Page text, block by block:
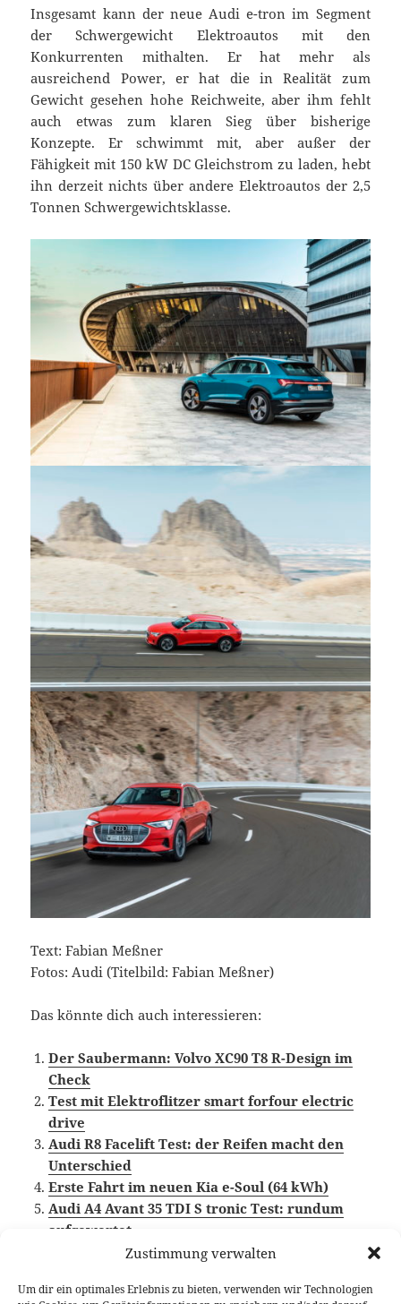
Zustimmung verwalten
Um dir ein optimales Erlebnis zu bieten, verwenden wir Technologien
Insgesamt kann der neue Audi e-tron im Segment
der Schwergewicht Elektroautos mit den
Konkurrenten mithalten. Er hat mehr als
ausreichend Power, er hat die in Realität zum
Gewicht gesehen hohe Reichweite, aber ihm fehlt
auch etwas zum klaren Sieg über bisherige
Konzepte. Er schwimmt mit, aber außer der
Fähigkeit mit 150 kW DC Gleichstrom zu laden, hebt
ihn derzeit nichts über andere Elektroautos der 2,5
Tonnen Schwergewichtsklasse.
Text: Fabian Meßner
Fotos: Audi (Titelbild: Fabian Meßner)
Das könnte dich auch interessieren:
Der Saubermann: Volvo XC90 T8 R-Design im
Check
Test mit Elektroflitzer smart forfour electric
drive
Audi R8 Facelift Test: der Reifen macht den
Unterschied
Erste Fahrt im neuen Kia e-Soul (64 kWh)
Audi A4 Avant 35 TDI S tronic Test: rundum
aufgewertet